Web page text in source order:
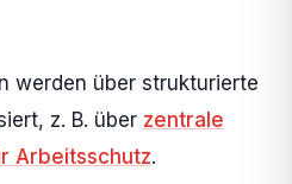
werden über strukturierte
z. B. über zentrale
Arbeitsschutz.